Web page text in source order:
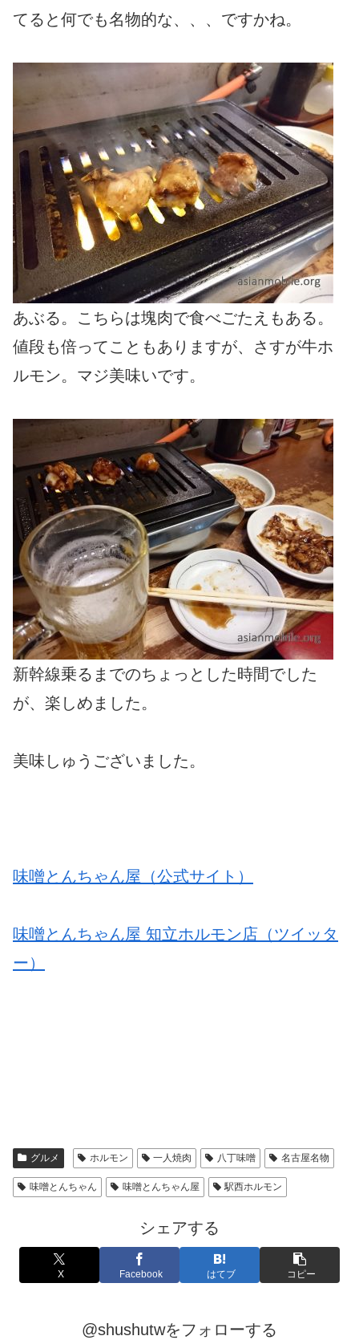
てると何でも名物的な、、、ですかね。
あぶる。こちらは塊肉で食べごたえもある。
値段も倍ってこともありますが、さすが牛ホ
ルモン。マジ美味いです。
新幹線乗るまでのちょっとした時間でした
が、楽しめました。
美味しゅうございました。
味噌とんちゃん屋（公式サイト）
味噌とんちゃん屋 知立ホルモン店（ツイッタ
ー）
グルメ ホルモン 一人焼肉 八丁味噌 名古屋名物
味噌とんちゃん 味噌とんちゃん屋 駅西ホルモン
シェアする
X Facebook はてブ コピー
@shushutwをフォローする